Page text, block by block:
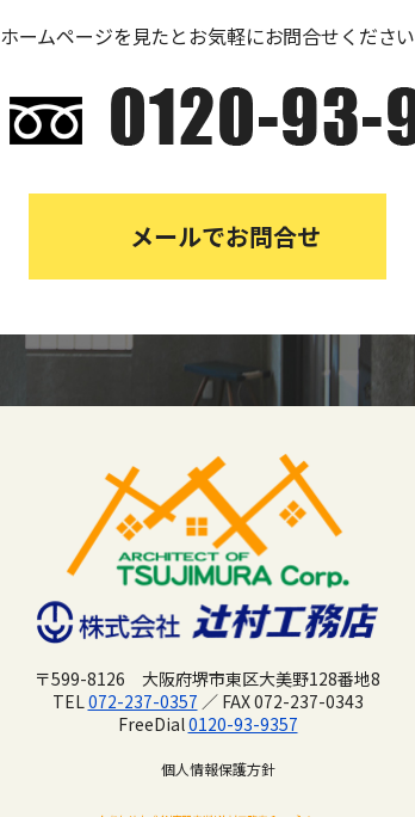
ホームページを見たとお気軽にお問合せください
メールでお問合せ
〒599-8126 大阪府堺市東区大美野128番地8
TEL072-237-0357 ／ FAX 072-237-0343
FreeDial0120-93-9357
個人情報保護方針